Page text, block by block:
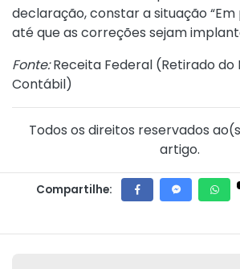
declaração, constar a situação
até que as correções sejam
Fonte:Receita Federal (Retirado do
Contábil)
Todos os direitos reservados
artigo.
Compartilhe: